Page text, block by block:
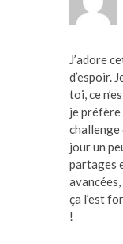
J’adore
d’espoir.
toi, ce
je
challenge
jour un
partages
ça l’est
!